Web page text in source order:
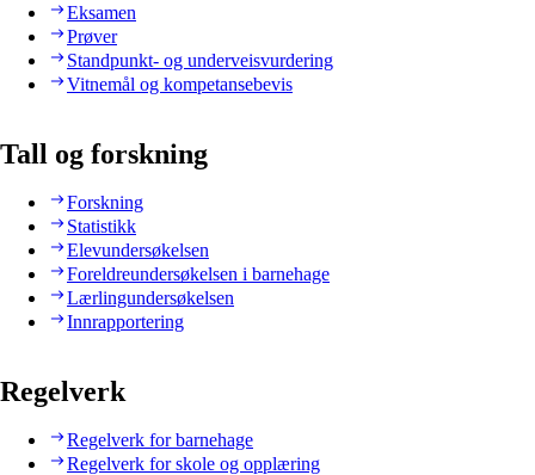
Eksamen
Prøver
Standpunkt- og underveisvurdering
Vitnemål og kompetansebevis
Tall og forskning
Forskning
Statistikk
Elevundersøkelsen
Foreldreundersøkelsen i barnehage
Lærlingundersøkelsen
Innrapportering
Regelverk
Regelverk for barnehage
Regelverk for skole og opplæring